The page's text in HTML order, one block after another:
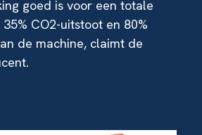
goed is voor een totale
CO2-uitstoot en 80%
de machine, claimt de